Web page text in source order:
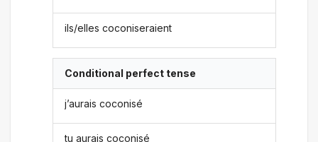
ils/elles coconiseraient
Conditional perfect tense
j’aurais coconisé
tu aurais coconisé